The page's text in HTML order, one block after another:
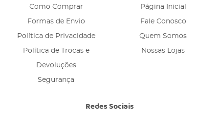
Como Comprar
Formas de Envio
Política de Privacidade
Política de Trocas e
Devoluções
Segurança
Página Inicial
Fale Conosco
Quem Somos
Nossas Lojas
Redes Sociais